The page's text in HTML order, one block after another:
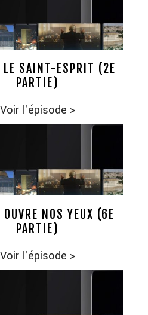
SAINT-ESPRIT (2E
PARTIE)
Voir l'épisode >
NOS YEUX (6E
PARTIE)
Voir l'épisode >